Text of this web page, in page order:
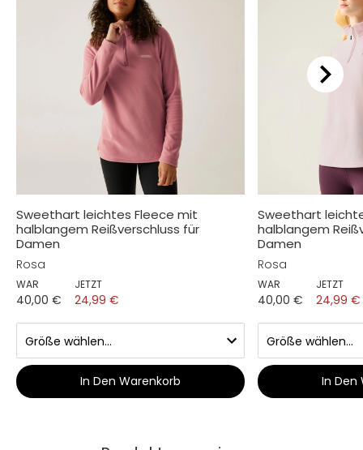
Sweethart leichtes Fleece mit
halblangem Reißverschluss für
Damen
Rosa
WAR
40,00 €
JETZT
24,99 €
In Den Warenkorb
Sweethart
halblangem
Damen
Rosa
WAR
40,00 €
JETZT
24,99 €
In Den